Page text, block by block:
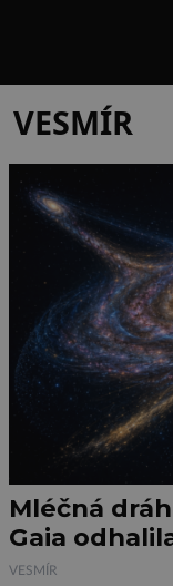
VESMÍR
Mléčná
Gaia
VESMÍR